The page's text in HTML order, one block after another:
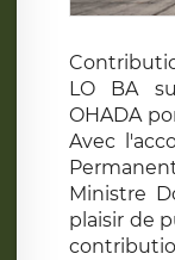
LO BA
OHADA
Avec
Ministre
plaisir de